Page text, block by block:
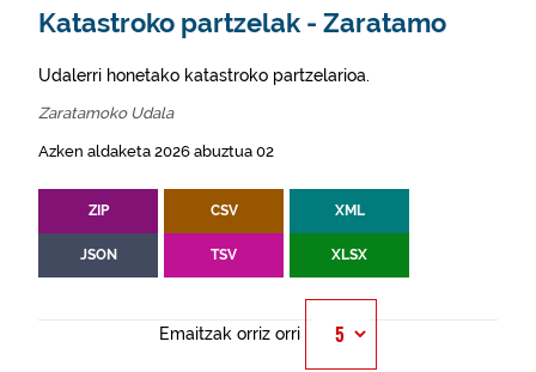
Katastroko partzelak - Zaratamo
Udalerri honetako katastroko partzelarioa.
Zaratamoko Udala
Azken aldaketa 2026 abuztua 02
ZIP CSV XML
JSON TSV XLSX
Emaitzak orriz orri